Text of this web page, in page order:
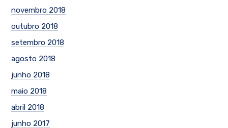
novembro 2018
outubro 2018
setembro 2018
agosto 2018
junho 2018
maio 2018
abril 2018
junho 2017